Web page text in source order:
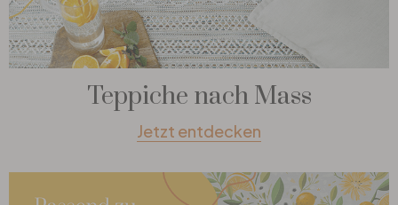
Teppiche nach Mass
Jetzt entdecken